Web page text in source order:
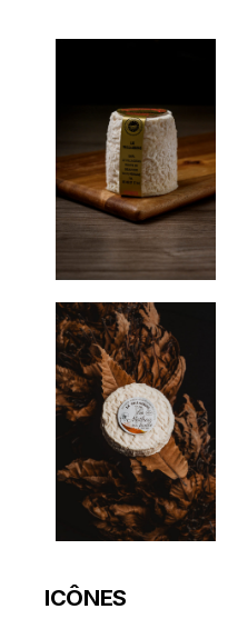
ICÔNES